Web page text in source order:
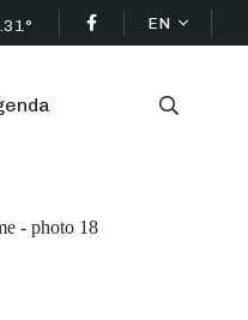
EN